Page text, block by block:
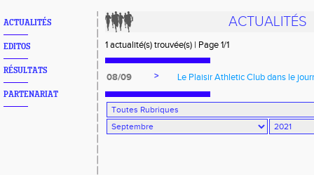
ACTUALITÉS
EDITOS
RÉSULTATS
PARTENARIAT
ACTUALITÉS
1 actualité(s) trouvée(s) | Page 1/1
08/09 > Le Plaisir Athletic Club dans le